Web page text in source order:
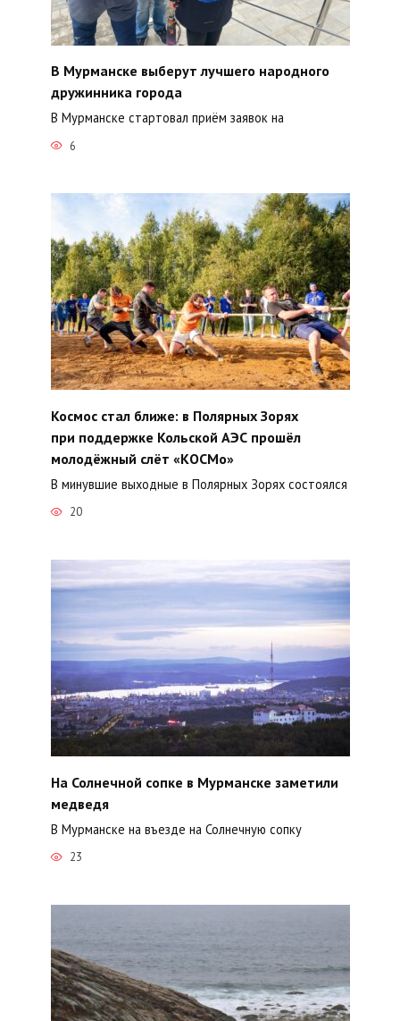
В Мурманске выберут лучшего народного
дружинника города
В Мурманске стартовал приём заявок на
6
Космос стал ближе: в Полярных Зорях
при поддержке Кольской АЭС прошёл
молодёжный слёт «КОСМо»
В минувшие выходные в Полярных Зорях состоялся
20
На Солнечной сопке в Мурманске заметили
медведя
В Мурманске на въезде на Солнечную сопку
23